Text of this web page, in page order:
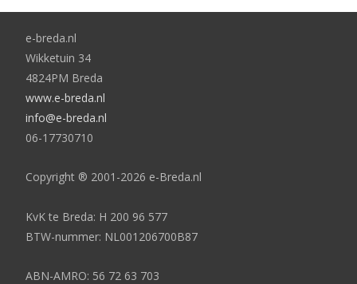
e-breda.nl
Wikketuin 34
4824PM Breda
www.e-breda.nl
info@e-breda.nl
06-17730710
Copyright ® 2001-2026 e-Breda.nl
KvK te Breda: H 200 96 577
BTW-nummer: NL001206700B87
ABN-AMRO: 56 72 63 703